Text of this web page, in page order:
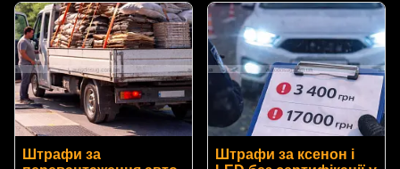
Штрафи за
Штрафи за ксенон і